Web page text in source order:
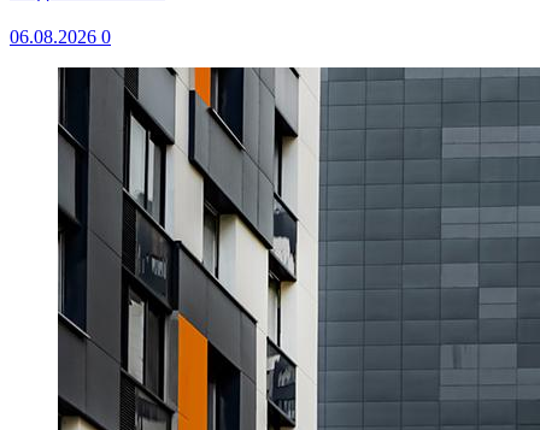
06.08.2026 0